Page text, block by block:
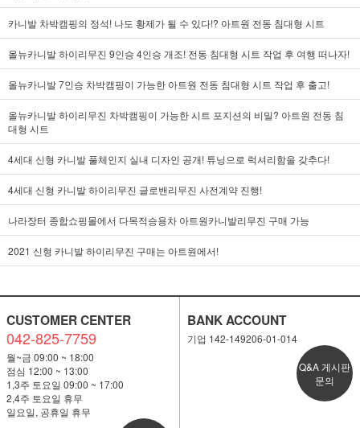
카니발 차박캠핑의 정석! 나도 황제가 될 수 있다!? 아트원 전동 침대형 시트
올뉴카니발 하이리무진 9인승 4인승 개조! 전동 침대형 시트 작업 후 여행 떠나자!
올뉴카니발 7인승 차박캠핑이 가능한 아트원 전동 침대형 시트 작업 후 출고!
올뉴카니발 하이리무진 차박캠핑이 가능한 시트 포지션의 비밀? 아트원 전동 침
대형 시트
4세대 신형 카니발 풀체인지 실내 디자인 공개! 튜닝으로 럭셔리함을 갖추다!
4세대 신형 카니발 하이리무진 글로밴리무진 사전계약 진행!
나라장터 종합쇼핑몰에서 다목적승용차 아트원카니발리무진 구매 가능
2021 신형 카니발 하이리무진 구매는 아트원에서!
CUSTOMER CENTER
042-825-7759
월~금 09:00 ~ 18:00
점심 12:00 ~ 13:00
1,3주 토요일 09:00 ~ 17:00
2,4주 토요일 휴무
일요일, 공휴일 휴무
BANK ACCOUNT
기업 142-149206-01-014
Q&A 게시판
문의